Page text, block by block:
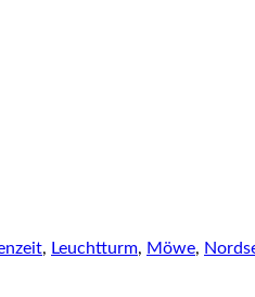
, Leuchtturm, Möwe,